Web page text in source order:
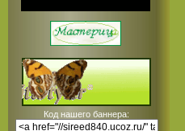
Код нашего баннера: